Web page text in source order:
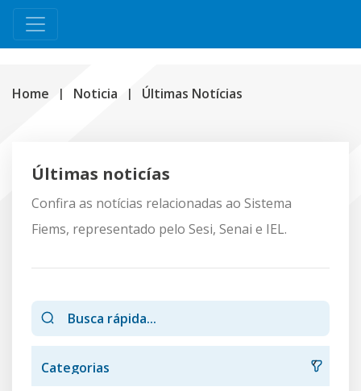
Home Noticia Últimas Notícias
Últimas noticías
Confira as notícias relacionadas ao Sistema
Fiems, representado pelo Sesi, Senai e IEL.